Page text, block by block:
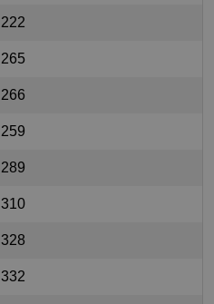
222
265
266
259
289
310
328
332